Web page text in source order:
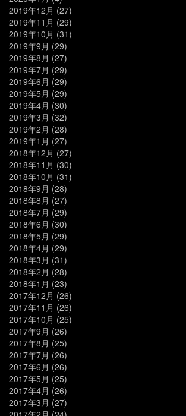
2019年12月 (27)
2019年11月 (29)
2019年10月 (31)
2019年9月 (29)
2019年8月 (27)
2019年7月 (29)
2019年6月 (29)
2019年5月 (29)
2019年4月 (30)
2019年3月 (32)
2019年2月 (28)
2019年1月 (27)
2018年12月 (27)
2018年11月 (30)
2018年10月 (31)
2018年9月 (28)
2018年8月 (27)
2018年7月 (29)
2018年6月 (30)
2018年5月 (29)
2018年4月 (29)
2018年3月 (31)
2018年2月 (28)
2018年1月 (23)
2017年12月 (26)
2017年11月 (26)
2017年10月 (25)
2017年9月 (26)
2017年8月 (25)
2017年7月 (26)
2017年6月 (26)
2017年5月 (25)
2017年4月 (26)
2017年3月 (27)